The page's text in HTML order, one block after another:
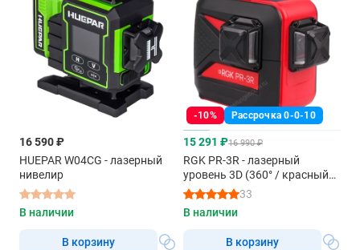
16 590 ₽
HUEPAR W04CG - лазерный
нивелир
В наличии
В корзину
-10% Рассрочка 0-0-10
15 291 ₽16 990 ₽
RGK PR-3R - лазерный
уровень 3D (360° / красный
луч / 70м с приемником /
АКБ)
33
В наличии
В корзину